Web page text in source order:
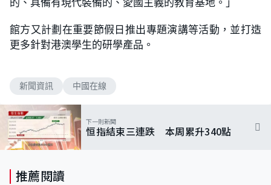
館方又計劃在重要節假日推出專題演講等活動，並打造
更多針對港澳學生的研學產品。
新聞資訊 中國在線
下一則新聞
恒指結束三連跌 本周累升340點
推薦閱讀